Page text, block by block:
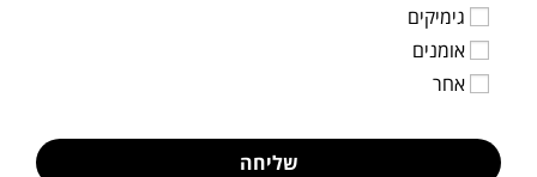
גימיקים
אומנים
אחר
שליחה